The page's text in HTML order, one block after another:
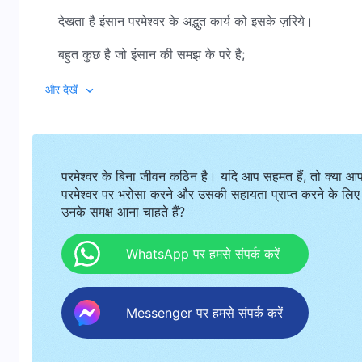
देखता है इंसान परमेश्वर के अद्भुत कार्य को इसके ज़रिये।
बहुत कुछ है जो इंसान की समझ के परे है;
चहुँ ओर हैं चमत्कार और रहस्य बड़े हैं।
और अंधेरा कोई उसके अधिकार पर व्याप्त होता नहीं।
इंसान होता है समर्पित,
उसके देहधारण, अधिकार और वचन के न्याय की वजह से।
किया नहीं समर्पण जिन्होंने कभी, टेकते हैं घुटने समक्ष परमेश्वर के,
जब होता है सामना उसके वचन से।
और देखें
परमेश्वर के बिना जीवन कठिन है। यदि आप सहमत हैं, तो क्या
परमेश्वर पर भरोसा करने और उसकी सहायता प्राप्त करने के लिए
उनके समक्ष आना चाहते हैं?
WhatsApp पर हमसे संपर्क करें
Messenger पर हमसे संपर्क करें